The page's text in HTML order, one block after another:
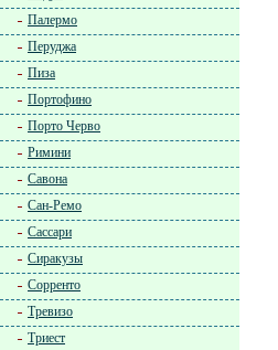
Палермо
Перуджа
Пиза
Портофино
Порто Черво
Римини
Савона
Сан-Ремо
Сассари
Сиракузы
Сорренто
Тревизо
Триест